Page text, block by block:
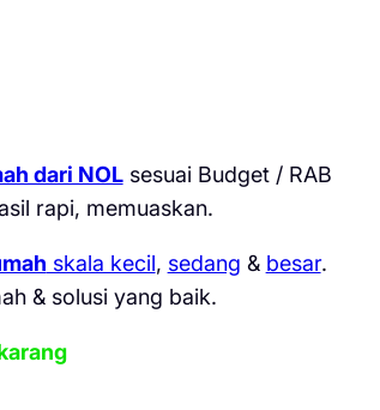
dari NOLsesuai Budget / RAB
rapi, memuaskan.
skala kecil, sedang & besar.
& solusi yang baik.